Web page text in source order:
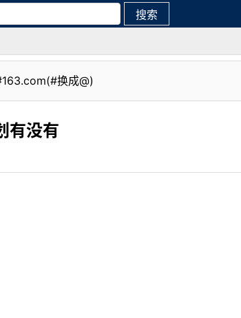
搜索
换成@)
有没有